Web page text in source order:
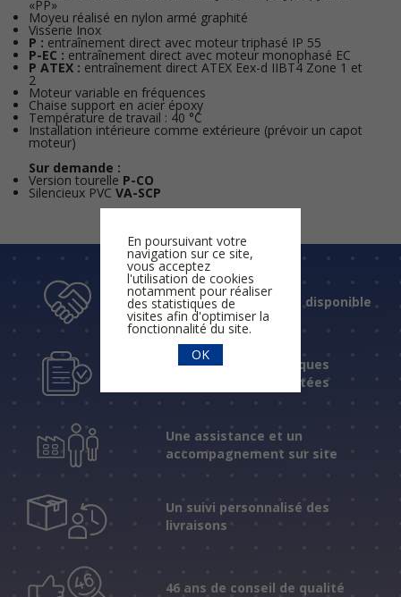
«PP»
Moyeu réalisé en nylon armé graphité
Visserie Inox
P : entraînement direct avec moteur triphasé IP 55
P-EC : entraînement direct avec moteur monophasé EC
P ATEX : entraînement direct ATEX Eex-d IIBT4 Zone 1 et
2
Moteur variable en fréquences
Chaise support en acier époxy
Température de travail : 40 °C
Installation intérieure comme extérieure (prévoir un capot
moteur)
Sur demande :
Version tourelle P-CO
Silencieux PVC VA-SCP
Un accueil humain et disponible
Des réponses techniques
fiables et expérimentées
Une assistance et un
accompagnement sur site
Un suivi personnalisé des
livraisons
46 ans de conseil de qualité
En poursuivant votre
navigation sur ce site,
vous acceptez
l'utilisation de cookies
notamment pour réaliser
des statistiques de
visites afin d'optimiser la
fonctionnalité du site.
OK